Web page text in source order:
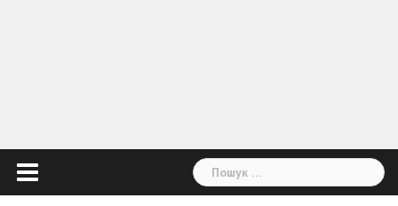
Пошук: